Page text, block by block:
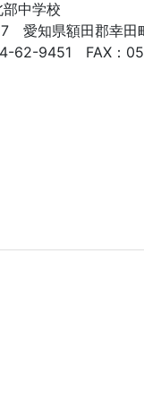
中学校
愛知県額田郡幸田
62-9451 FAX：